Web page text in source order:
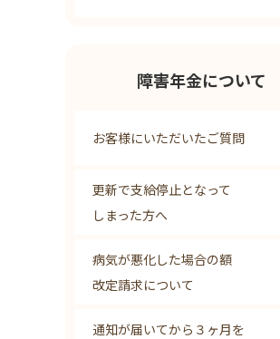
障害年金について
お客様にいただいたご質問
更新で支給停止となって
しまった方へ
病気が悪化した場合の額
改定請求について
通知が届いてから３ヶ月を